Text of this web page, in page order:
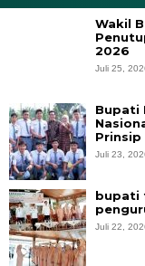
Wakil
2026
Juli 25,
Bupati
Prinsip
Juli 23,
bupati
Juli 22,